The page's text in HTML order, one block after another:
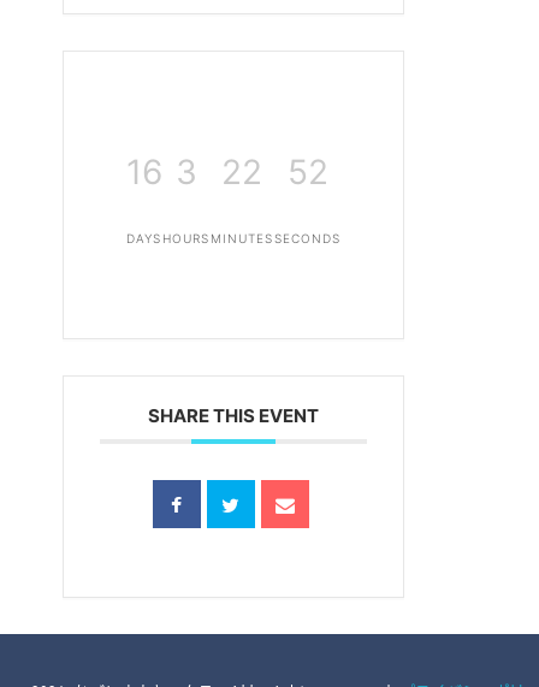
16
DAYS
3
HOURS
22
MINUTES
52
SECONDS
SHARE THIS EVENT